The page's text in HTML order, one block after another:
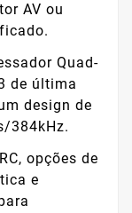
AV ou
Quad-
de última
design de
384kHz.
opções de
e